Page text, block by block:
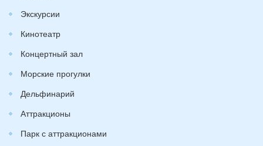
Экскурсии
Кинотеатр
Концертный зал
Морские прогулки
Дельфинарий
Аттракционы
Парк с аттракционами